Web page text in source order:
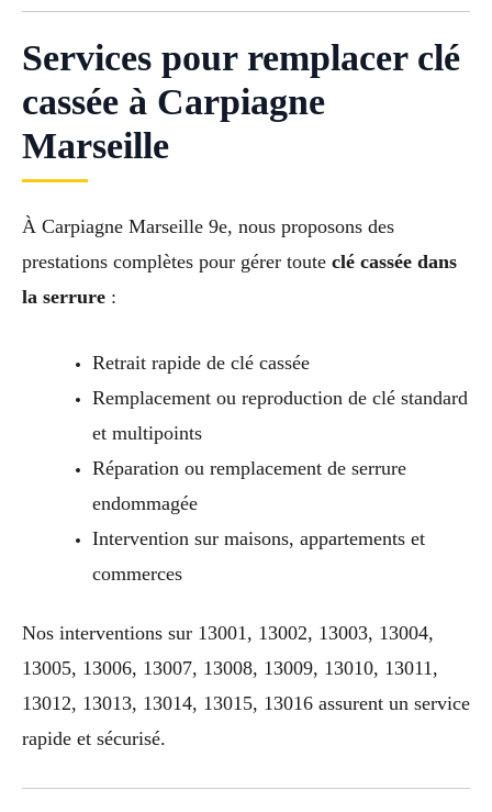
Services pour remplacer clé
cassée à Carpiagne
Marseille
À Carpiagne Marseille 9e, nous proposons des
prestations complètes pour gérer toute clé cassée dans
la serrure :
Retrait rapide de clé cassée
Remplacement ou reproduction de clé standard
et multipoints
Réparation ou remplacement de serrure
endommagée
Intervention sur maisons, appartements et
commerces
Nos interventions sur 13001, 13002, 13003, 13004,
13005, 13006, 13007, 13008, 13009, 13010, 13011,
13012, 13013, 13014, 13015, 13016 assurent un service
rapide et sécurisé.